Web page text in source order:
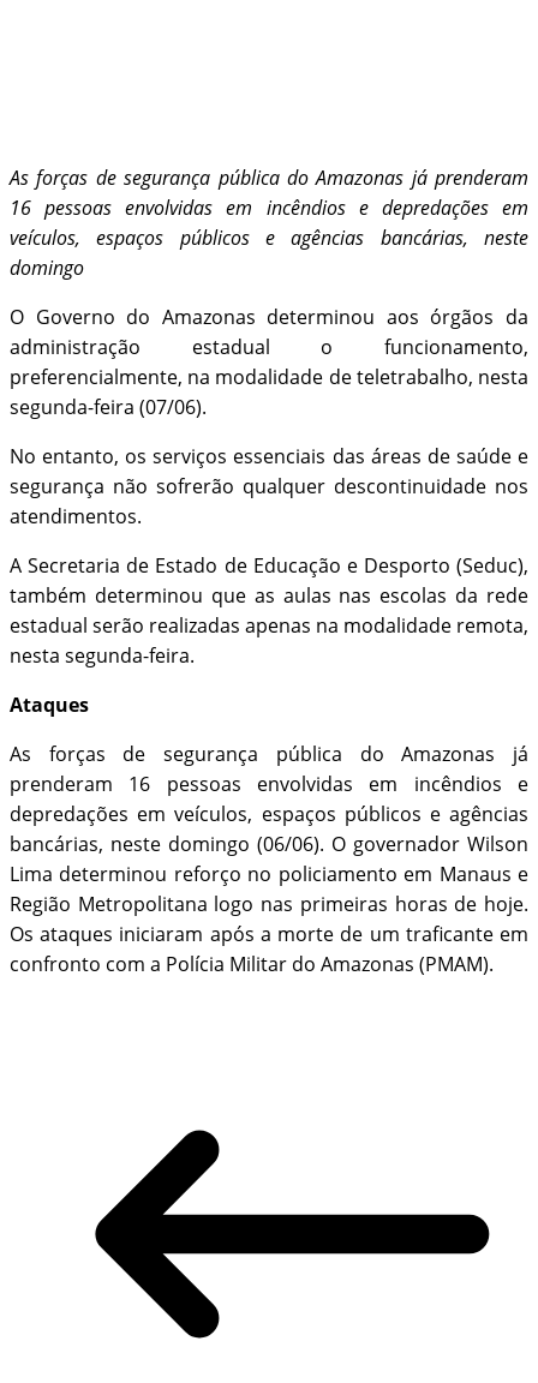
As forças de segurança pública do Amazonas já prenderam
16 pessoas envolvidas em incêndios e depredações em
veículos, espaços públicos e agências bancárias, neste
domingo
O Governo do Amazonas determinou aos órgãos da
administração estadual o funcionamento,
preferencialmente, na modalidade de teletrabalho, nesta
segunda-feira (07/06).
No entanto, os serviços essenciais das áreas de saúde e
segurança não sofrerão qualquer descontinuidade nos
atendimentos.
A Secretaria de Estado de Educação e Desporto (Seduc),
também determinou que as aulas nas escolas da rede
estadual serão realizadas apenas na modalidade remota,
nesta segunda-feira.
Ataques
As forças de segurança pública do Amazonas já
prenderam 16 pessoas envolvidas em incêndios e
depredações em veículos, espaços públicos e agências
bancárias, neste domingo (06/06). O governador Wilson
Lima determinou reforço no policiamento em Manaus e
Região Metropolitana logo nas primeiras horas de hoje.
Os ataques iniciaram após a morte de um traficante em
confronto com a Polícia Militar do Amazonas (PMAM).